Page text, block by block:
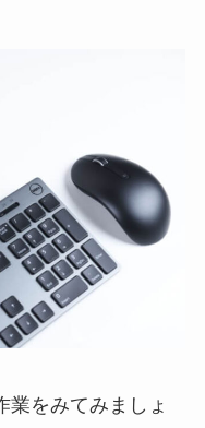
業をみてみましょ